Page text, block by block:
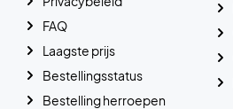
FAQ
Laagste prijs
Bestellingsstatus
Bestelling herroepen